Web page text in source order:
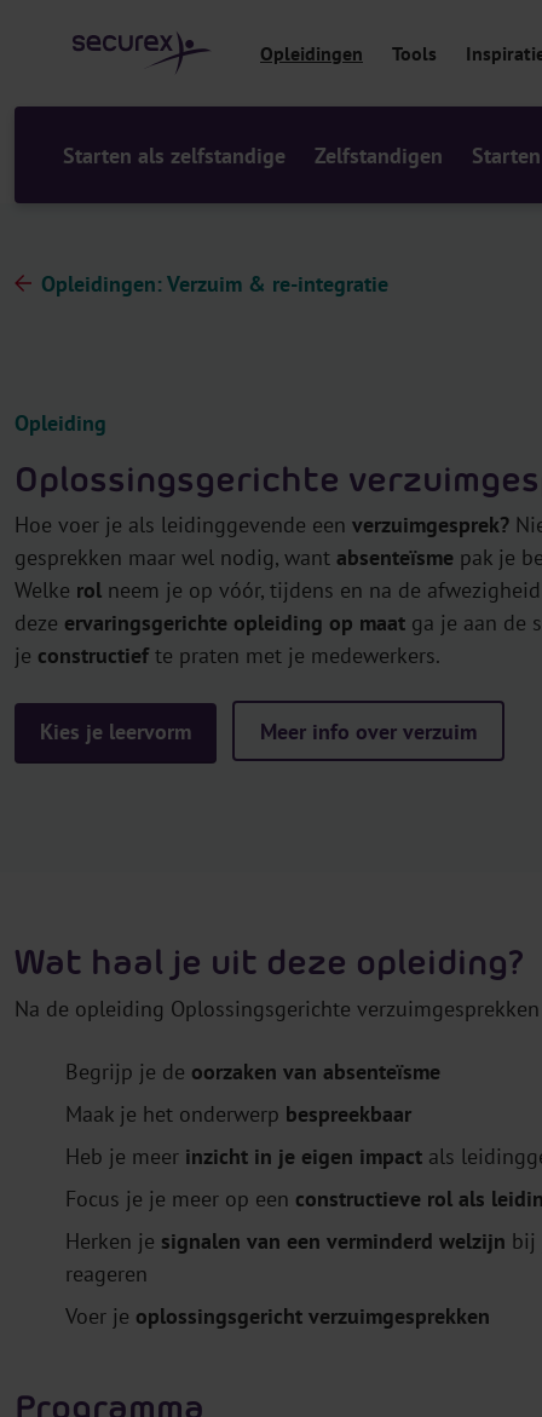
Opleidingen Tools
Starten als zelfstandige Zelfstandigen
Opleidingen: Verzuim & re-integratie
Opleiding
Oplossingsgerichte
Hoe voer je als leidinggevende een verzuimgesprek?
gesprekken maar wel nodig, want absenteïsme pak je
Welke rol neem je op vóór, tijdens en na de
deze ervaringsgerichte opleiding op maat ga je aan de
je constructief te praten met je medewerkers.
Kies je leervorm Meer info over verzuim
Wat haal je uit deze opleiding?
Na de opleiding Oplossingsgerichte
Begrijp je de oorzaken van absenteïsme
Maak je het onderwerp bespreekbaar
Heb je meer inzicht in je eigen impact als
Focus je je meer op een constructieve rol als
Herken je signalen van een verminderd welzijn bij
reageren
Voer je oplossingsgericht verzuimgesprekken
Programma